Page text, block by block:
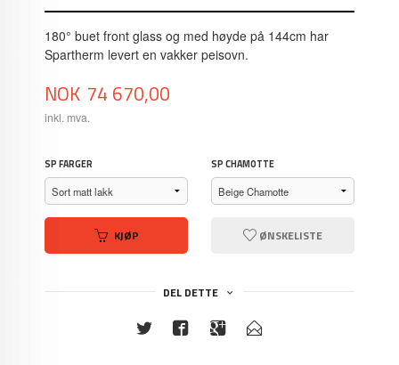
180° buet front glass og med høyde på 144cm har
Spartherm levert en vakker peisovn.
Pris
NOK 74 670,00
inkl. mva.
SP FARGER SP CHAMOTTE
KJØP ØNSKELISTE
DEL DETTE